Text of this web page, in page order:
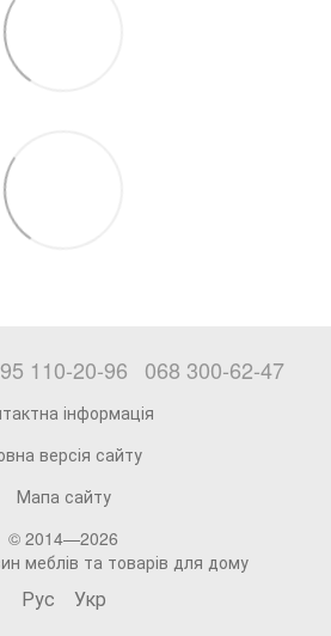
110-20-96 068 300-62-47
інформація
версія сайту
Мапа сайту
© 2014—2026
меблів та товарів для дому
Рус Укр